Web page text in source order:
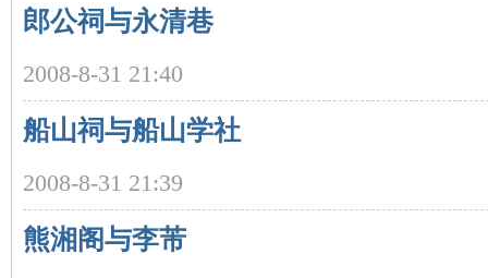
郎公祠与永清巷
2008-8-31 21:40
船山祠与船山学社
2008-8-31 21:39
熊湘阁与李芾